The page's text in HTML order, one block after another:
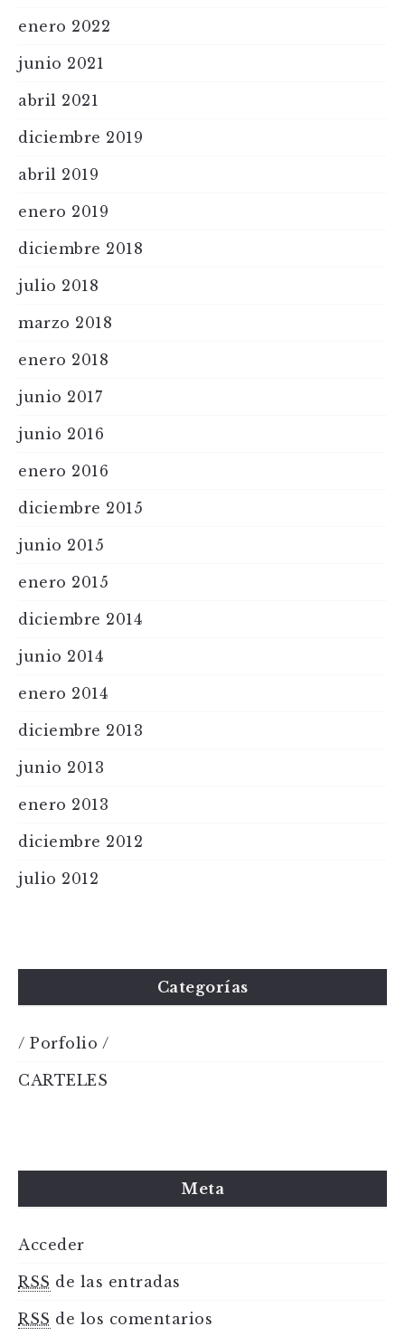
enero 2022
junio 2021
abril 2021
diciembre 2019
abril 2019
enero 2019
diciembre 2018
julio 2018
marzo 2018
enero 2018
junio 2017
junio 2016
enero 2016
diciembre 2015
junio 2015
enero 2015
diciembre 2014
junio 2014
enero 2014
diciembre 2013
junio 2013
enero 2013
diciembre 2012
julio 2012
Categorías
/ Porfolio /
CARTELES
Meta
Acceder
RSS de las entradas
RSS de los comentarios